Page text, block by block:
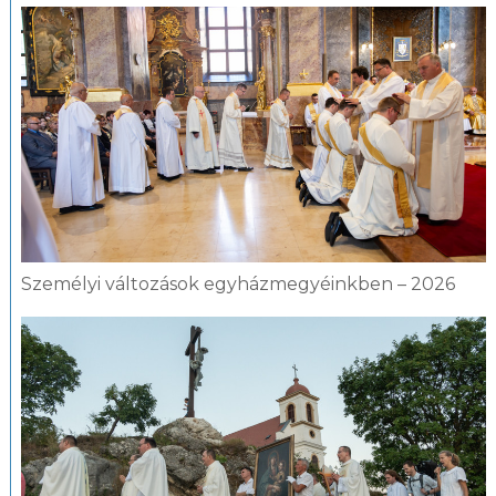
Személyi változások egyházmegyéinkben – 2026